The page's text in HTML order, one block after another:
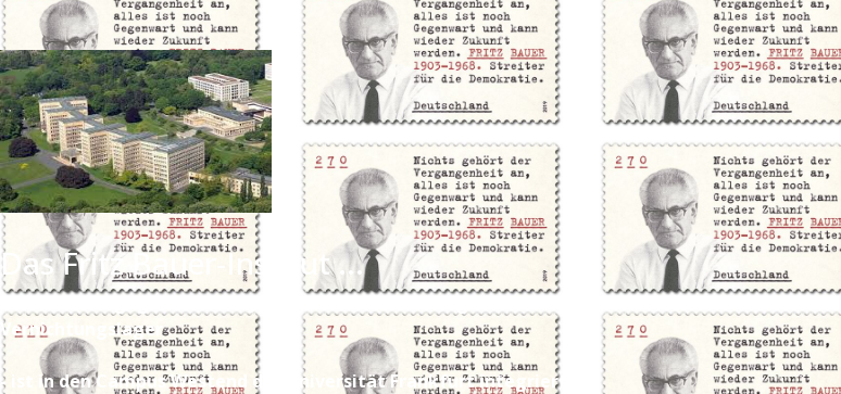
Das Fritz Bauer-Institut ...
- wurde 1995 gegründet – 50 Jahre nach der Befreiung der nationalsozialistischen
Vernichtungslager
- ist in den Campus Westend der Universität Frankfurt integriert